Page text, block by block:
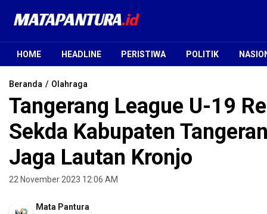
Mata Pantura
Jendela Informasi Terpercaya
HOME HEADLINE PERISTIWA POLITIK
Beranda Olahraga
Tangerang League U-19
Sekda Kabupaten
Jaga Lautan Kronjo
22 November 2023 12:06 AM
Mata Pantura